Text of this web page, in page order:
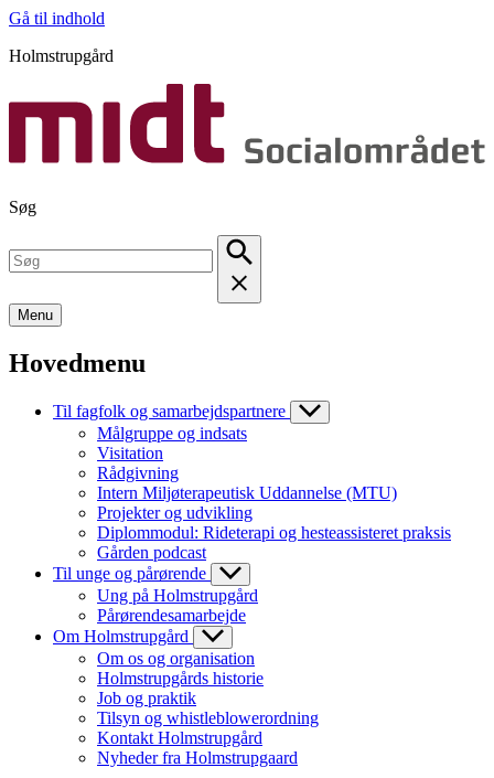
Gå til indhold
Holmstrupgård
Søg
Menu
Hovedmenu
Til fagfolk og samarbejdspartnere
Målgruppe og indsats
Visitation
Rådgivning
Intern Miljøterapeutisk Uddannelse (MTU)
Projekter og udvikling
Diplommodul: Rideterapi og hesteassisteret praksis
Gården podcast
Til unge og pårørende
Ung på Holmstrupgård
Pårørendesamarbejde
Om Holmstrupgård
Om os og organisation
Holmstrupgårds historie
Job og praktik
Tilsyn og whistleblowerordning
Kontakt Holmstrupgård
Nyheder fra Holmstrupgaard